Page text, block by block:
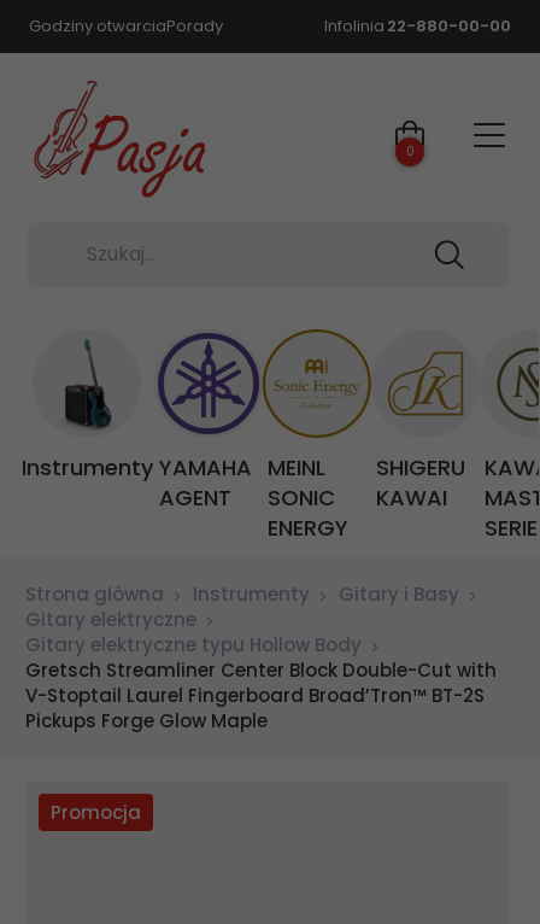
Godziny otwarciaPorady Infolinia 22-880-00-00
Szukaj...
0
Instrumenty YAMAHA
AGENT
MEINL
SONIC
ENERGY
SHIGERU
KAWAI
Strona główna Instrumenty
Gitary i Basy
Gitary elektryczne
Gitary elektryczne typu Hollow Body
Gretsch Streamliner Center Block Double-Cut with
V-Stoptail Laurel Fingerboard Broad’Tron™ BT-2S
Pickups Forge Glow Maple
Promocja